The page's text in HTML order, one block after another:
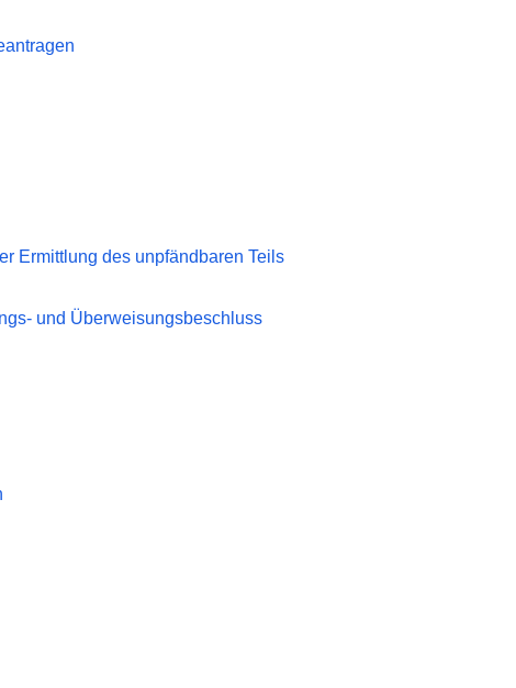
Ermittlung des unpfändbaren Teils
und Überweisungsbeschluss